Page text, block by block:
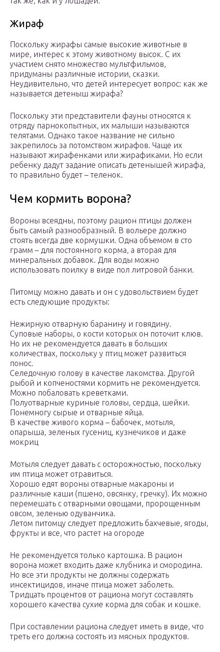
Жираф
Поскольку жирафы самые высокие животные в
мире, интерес к этому животному высок. С их
участием снято множество мультфильмов,
придуманы различные истории, сказки.
Неудивительно, что детей интересует вопрос: как же
называется детеныш жирафа?
Поскольку эти представители фауны относятся к
отряду парнокопытных, их малыши называются
телятами. Однако такое название не сильно
закрепилось за потомством жирафов. Чаще их
называют жирафенками или жирафиками. Но если
ребенку дадут задание описать детенышей жирафа,
то правильно будет – теленок.
Чем кормить ворона?
Вороны всеядны, поэтому рацион птицы должен
быть самый разнообразный. В вольере должно
стоять всегда две кормушки. Одна объемом в сто
грамм – для постоянного корма, а вторая для
минеральных добавок. Для воды можно
использовать поилку в виде пол литровой банки.
Питомцу можно давать и он с удовольствием будет
есть следующие продукты:
Нежирную отварную баранину и говядину.
Суповые наборы, о кости которых он поточит клюв.
Но их не рекомендуется давать в больших
количествах, поскольку у птиц может развиться
понос.
Селедочную голову в качестве лакомства. Другой
рыбой и копченостями кормить не рекомендуется.
Можно побаловать креветками.
Полуотварные куриные головы, сердца, шейки.
Понемногу сырые и отварные яйца.
В качестве живого корма – бабочек, мотыля,
опарыша, зеленых гусениц, кузнечиков и даже
мокриц
Мотыля следует давать с осторожностью, поскольку
им птица может отравиться.
Хорошо едят вороны отварные макароны и
различные каши (пшено, овсянку, гречку). Их можно
перемешать с отварными овощами, пророщенным
овсом, зеленью одуванчика.
Летом питомцу следует предложить бахчевые, ягоды,
фрукты и все, что растет на огороде
Не рекомендуется только картошка. В рацион
ворона может входить даже клубника и смородина.
Но все эти продукты не должны содержать
инсектицидов, иначе птица может заболеть.
Тридцать процентов от рациона могут составлять
хорошего качества сухие корма для собак и кошке.
При составлении рациона следует иметь в виде, что
треть его должна состоять из мясных продуктов.